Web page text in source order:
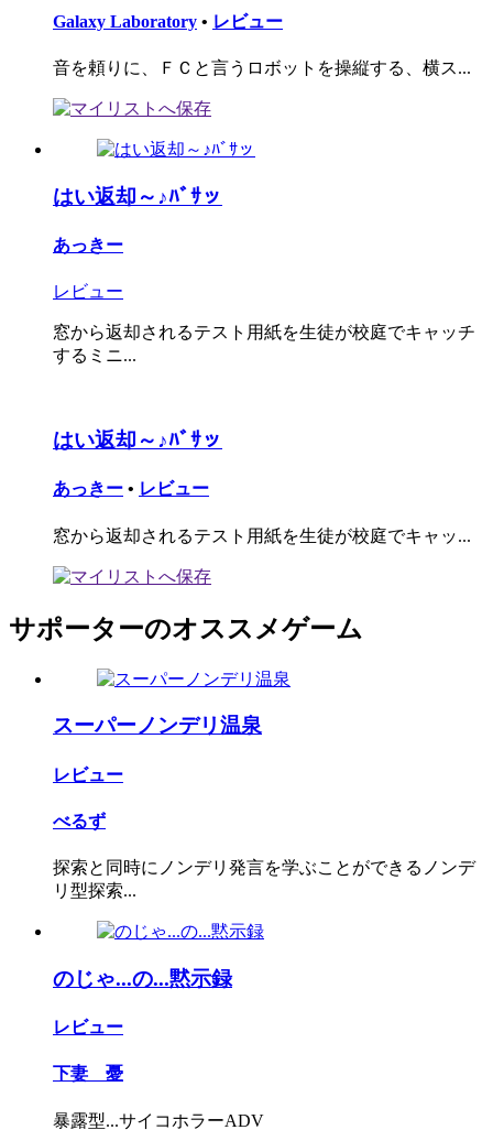
Galaxy Laboratory • レビュー
音を頼りに、ＦＣと言うロボットを操縦する、横ス...
はい返却～♪ﾊﾞｻッ
あっきー
レビュー
窓から返却されるテスト用紙を生徒が校庭でキャッチ
するミニ...
はい返却～♪ﾊﾞｻッ
あっきー • レビュー
窓から返却されるテスト用紙を生徒が校庭でキャッ...
サポーターのオススメゲーム
スーパーノンデリ温泉
レビュー
べるず
探索と同時にノンデリ発言を学ぶことができるノンデ
リ型探索...
のじゃ...の...黙示録
レビュー
下妻 憂
暴露型...サイコホラーADV